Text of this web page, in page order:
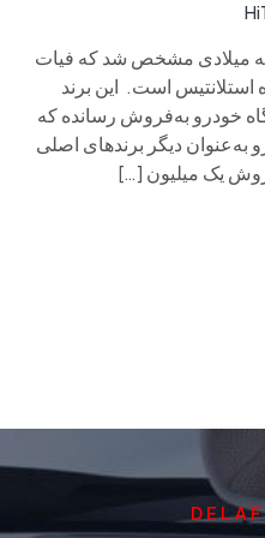
میلادی مشخص شد که فیات
استلانتیس است. این برند
و ۲۷۰ هزار دستگاه خودرو به‌فروش رسانده‌ که
به‌عنوان دیگر برندهای اصلی
یک میلیون […]